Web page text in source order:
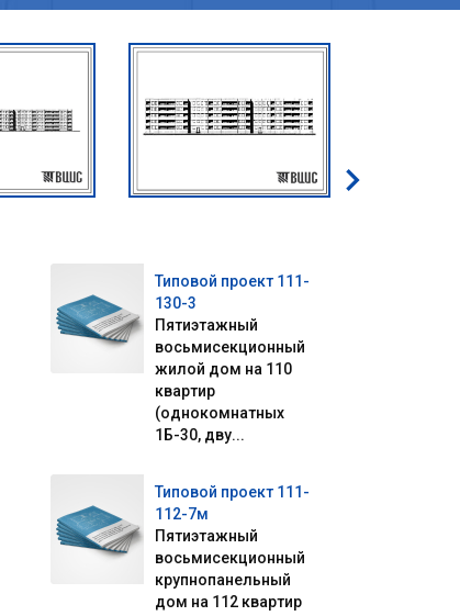
Типовой проект 111-
130-3
Пятиэтажный
восьмисекционный
жилой дом на 110
квартир
(однокомнатных
1Б-30, дву...
Типовой проект 111-
112-7м
Пятиэтажный
восьмисекционный
крупнопанельный
дом на 112 квартир